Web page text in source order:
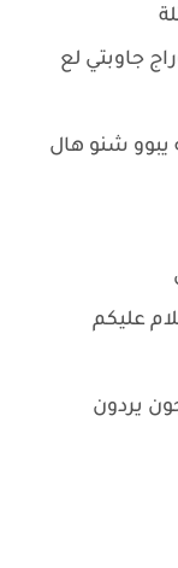
جاوبتي لع
شنو هال
عليكم
يردون